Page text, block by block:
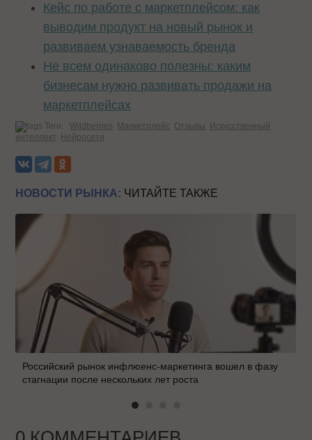
Кейс по работе с маркетплейсом: как
выводим продукт на новый рынок и
развиваем узнаваемость бренда
Не всем одинаково полезны: каким
бизнесам нужно развивать продажи на
маркетплейсах
Теги: Wildberries Маркетплейс Отзывы
Искусственный
интеллект
Нейросети
НОВОСТИ РЫНКА: ЧИТАЙТЕ ТАКЖЕ
Российский рынок инфлюенс-маркетинга вошел в фазу
стагнации после нескольких лет роста